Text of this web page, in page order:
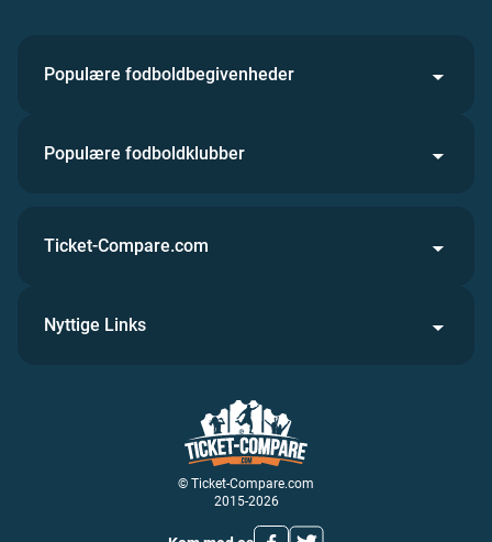
Populære fodboldbegivenheder
Populære fodboldklubber
© Ticket-Compare.com
2015-2026
Ticket-Compare.com
Nyttige Links